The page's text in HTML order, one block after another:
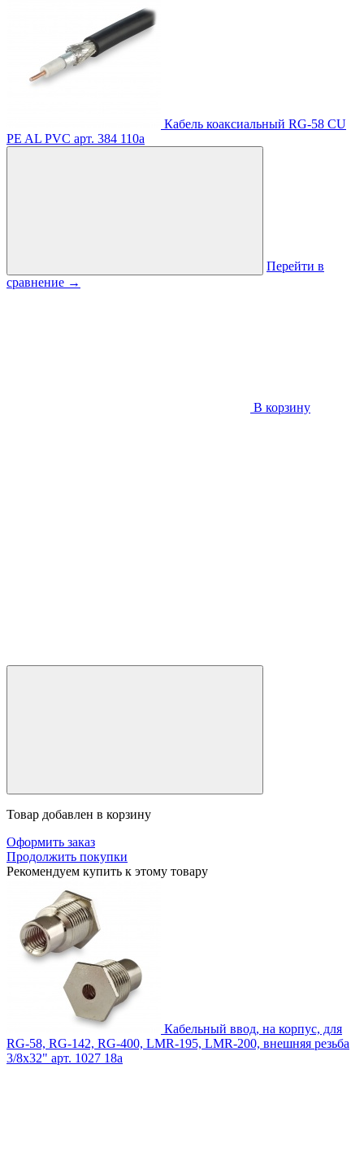
Кабель коаксиальный RG-58 CU
PE AL PVC арт. 384 110a
Перейти в
сравнение →
В корзину
Товар добавлен в корзину
Оформить заказ
Продолжить покупки
Рекомендуем купить к этому товару
Кабельный ввод, на корпус, для
RG-58, RG-142, RG-400, LMR-195, LMR-200, внешняя резьба
3/8х32" арт. 1027 18a